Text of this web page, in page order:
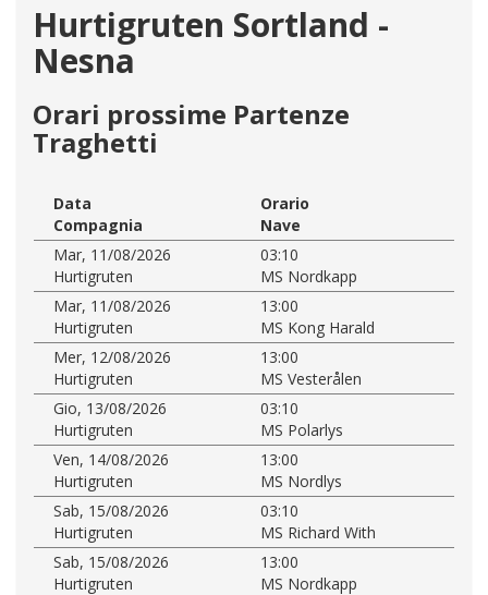
Hurtigruten Sortland -
Nesna
Orari prossime Partenze
Traghetti
Data
Orario
Compagnia
Nave
Mar, 11/08/2026
03:10
Hurtigruten
MS Nordkapp
Mar, 11/08/2026
13:00
Hurtigruten
MS Kong Harald
Mer, 12/08/2026
13:00
Hurtigruten
MS Vesterålen
Gio, 13/08/2026
03:10
Hurtigruten
MS Polarlys
Ven, 14/08/2026
13:00
Hurtigruten
MS Nordlys
Sab, 15/08/2026
03:10
Hurtigruten
MS Richard With
Sab, 15/08/2026
13:00
Hurtigruten
MS Nordkapp